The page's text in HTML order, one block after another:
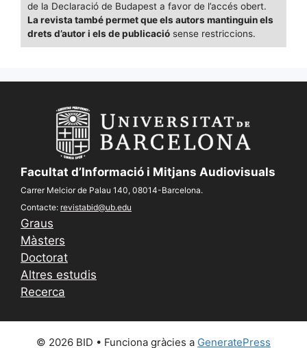
de la Declaració de Budapest a favor de l’accés obert.
La revista també permet que els autors mantinguin els
drets d’autor i els de publicació sense restriccions.
Facultat d’Informació i Mitjans Audiovisuals
Carrer Melcior de Palau 140, 08014-Barcelona.
Contacte: revistabid@ub.edu
Graus
Màsters
Doctorat
Altres estudis
Recerca
© 2026 BID • Funciona gràcies a GeneratePress